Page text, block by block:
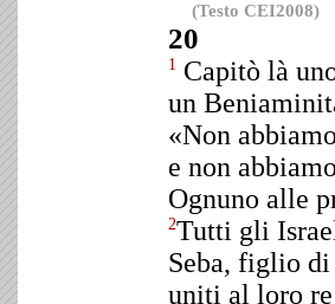
(Testo CEI2008)
20
1 Capitò là
un
«Non
e non
Ognuno alle
2Tutti gli
Seba, figlio
uniti al loro